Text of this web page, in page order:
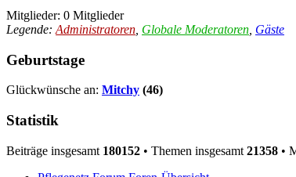
Mitglieder: 0 Mitglieder
Legende: Administratoren Globale Moderatoren Gäste
Geburtstage
Glückwünsche an: Mitchy (46)
Statistik
Beiträge insgesamt 180152 • Themen insgesamt 21358 •